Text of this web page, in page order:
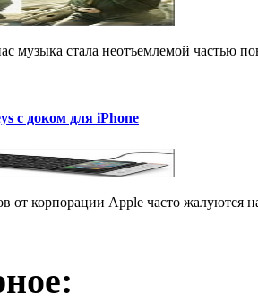
музыка стала неотъемлемой частью
с доком для iPhone
от корпорации Apple часто